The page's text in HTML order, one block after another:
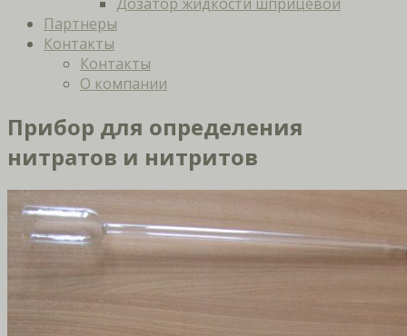
Партнеры
Контакты
Контакты
О компании
Прибор для определения
нитратов и нитритов